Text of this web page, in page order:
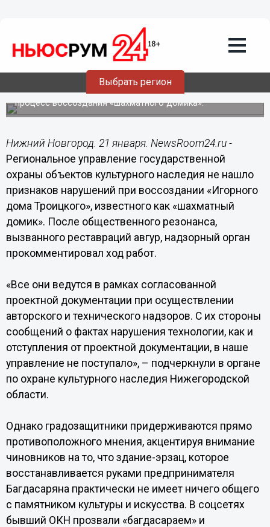
Выбрать регион
Управление госохраны ОКН не увидело
в доме Троицкого признаков
«багдосарая»
Независимые эксперты продолжают критиковать
процесс воссоздания «шахматного домика».
Нижний Новгород. 21 января. NewsRoom24.ru -
Региональное управление государственной
охраны объектов культурного наследия не нашло
признаков нарушений при воссоздании «Игорного
дома Троицкого», известного как «шахматный
домик». После общественного резонанса,
вызванного реставраций авгур, надзорный орган
прокомментировал ход работ.
«Все они ведутся в рамках согласованной
проектной документации при осуществлении
авторского и технического надзоров. С их стороны
сообщений о фактах нарушения технологии, как и
отступления от проектной документации, в наше
управление не поступало», – подчеркнули в органе
по охране культурного наследия Нижегородской
области.
Однако градозащитники придерживаются прямо
противоположного мнения, акцентируя внимание
чиновников на то, что здание-эрзац, которое
восстанавливается руками предпринимателя
Багдасаряна практически не имеет ничего общего
с памятником культуры и искусства. В соцсетях
бывший ОКН прозвали «багдасараем» и